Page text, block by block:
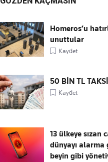
Homeros’u
unuttular
Kaydet
50 BİN TL
Kaydet
13 ülkeye sızan
dünyayı alarma
beyin gibi